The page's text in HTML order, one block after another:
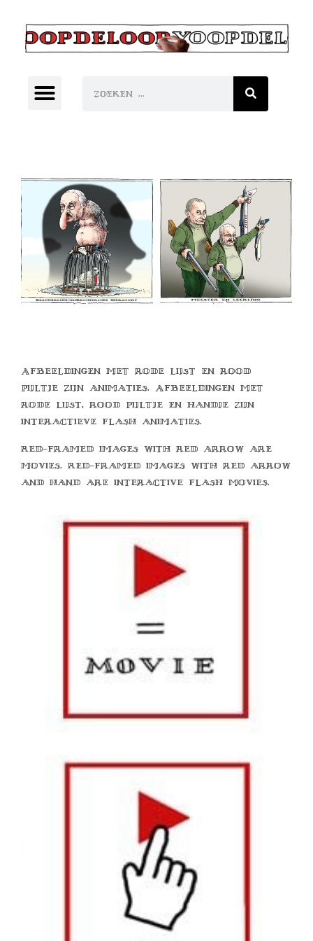
Afbeeldingen met rode lijst en rood
pijltje zijn animaties. Afbeeldingen met
rode lijst, rood pijltje en handje zijn
interactieve flash animaties.
Red-framed images with red arrow are
movies. Red-framed images with red arrow
and hand are interactive flash movies.